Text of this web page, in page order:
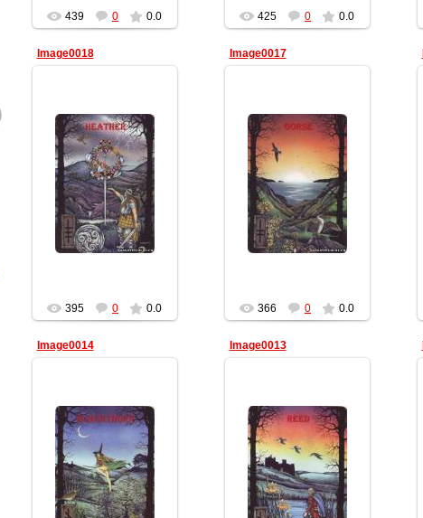
439 0 0.0 425 0 0.0
Image0018
10.02.2012
Геката
395 0 0.0
Image0017
10.02.2012
Геката
366 0 0.0
Image0014
10.02.2012
Геката
Image0013
10.02.2012
Геката